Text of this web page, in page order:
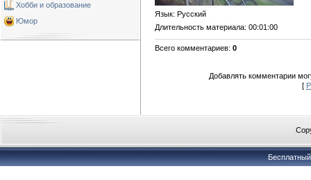
Хобби и образование
Юмор
Язык: Русский
Длительность материала: 00:01:00
Всего комментариев: 0
Добавлять комментарии
[